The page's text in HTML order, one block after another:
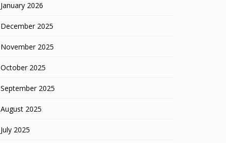
January 2026
December 2025
November 2025
October 2025
September 2025
August 2025
July 2025